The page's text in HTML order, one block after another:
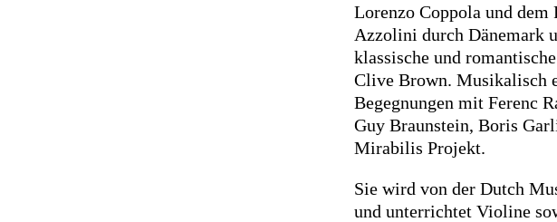
Lorenzo Coppola und
Azzolini durch Dänemark
klassische und
Clive Brown. Musikalisch
Begegnungen mit Ferenc
Guy Braunstein, Boris
Mirabilis Projekt.
Sie wird von der Dutch
und unterrichtet Violine